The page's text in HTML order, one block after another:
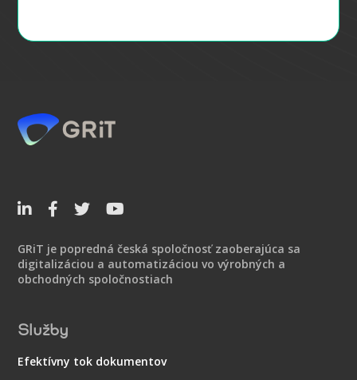
   
GRiT je popredná česká spoločnosť zaoberajúca sa
digitalizáciou a automatizáciou vo výrobných a
obchodných spoločnostiach
Služby
Efektívny tok dokumentov